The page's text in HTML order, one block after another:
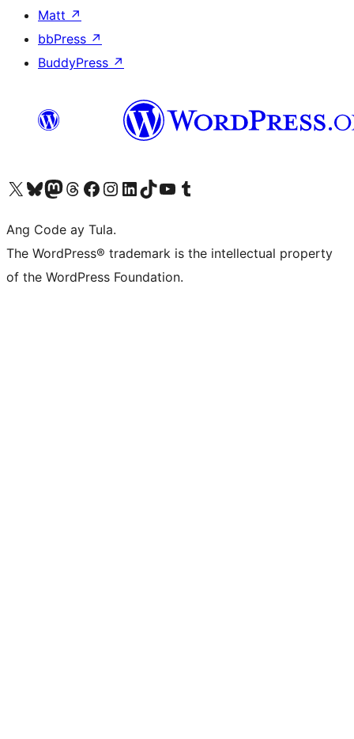
Matt ↗
bbPress ↗
BuddyPress ↗
Visit our X (formerly Twitter) account
Bisitahin ang aming Bluesky account
Visit our Mastodon account
Bisitahin ang aming Threads account
Visit our Facebook page
Visit our Instagram account
Visit our LinkedIn account
Bisitahin ang aming TikTok account
Visit our YouTube channel
Bisitahin ang aming Tumblr account
Ang Code ay Tula.
The WordPress® trademark is the intellectual property
of the WordPress Foundation.